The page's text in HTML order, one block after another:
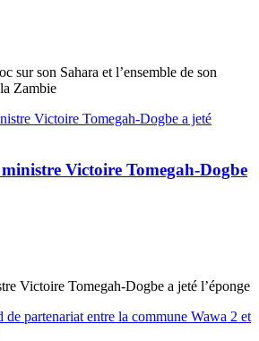
sur son Sahara et l’ensemble de son
Zambie
Victoire Tomegah-Dogbe
Victoire Tomegah-Dogbe a jeté l’éponge